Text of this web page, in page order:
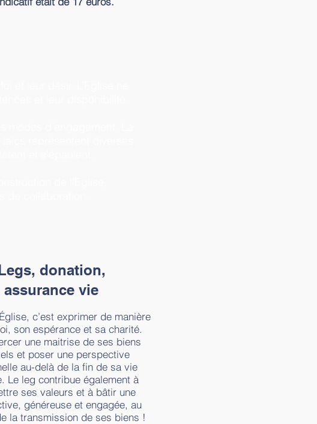
donation,
assurance vie
c’est exprimer de manière
son espérance et sa charité.
une maitrise de ses biens
et poser une perspective
au-delà de la fin de sa vie
Le leg contribue également à
ses valeurs et à bâtir une
généreuse et engagée, au
la transmission de ses biens !